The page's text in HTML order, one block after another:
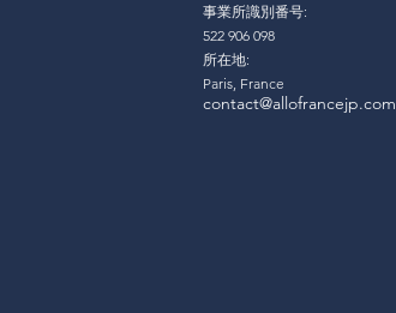
事業所識別番号:
522 906 098
所在地:
Paris, France
contact@allofrancejp.com